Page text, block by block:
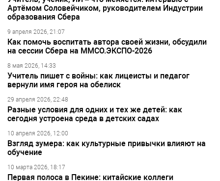
Артёмом Соловейчиком, руководителем Индустрии
образования Сбера
9 апреля 2026, 21:07
Как помочь воспитать автора своей жизни, обсудили
на сессии Сбера на ММСО.ЭКСПО-2026
8 мая 2026, 14:33
Учитель пишет с войны: как лицеисты и педагог
вернули имя героя на обелиск
29 апреля 2026, 22:48
Разные условия для одних и тех же детей: как
сегодня устроена среда в детских садах
10 апреля 2026, 12:00
Взгляд зумера: как культурные привычки влияют на
обучение
10 марта 2026, 18:17
Первая полоса в Пекине: китайские коллеги